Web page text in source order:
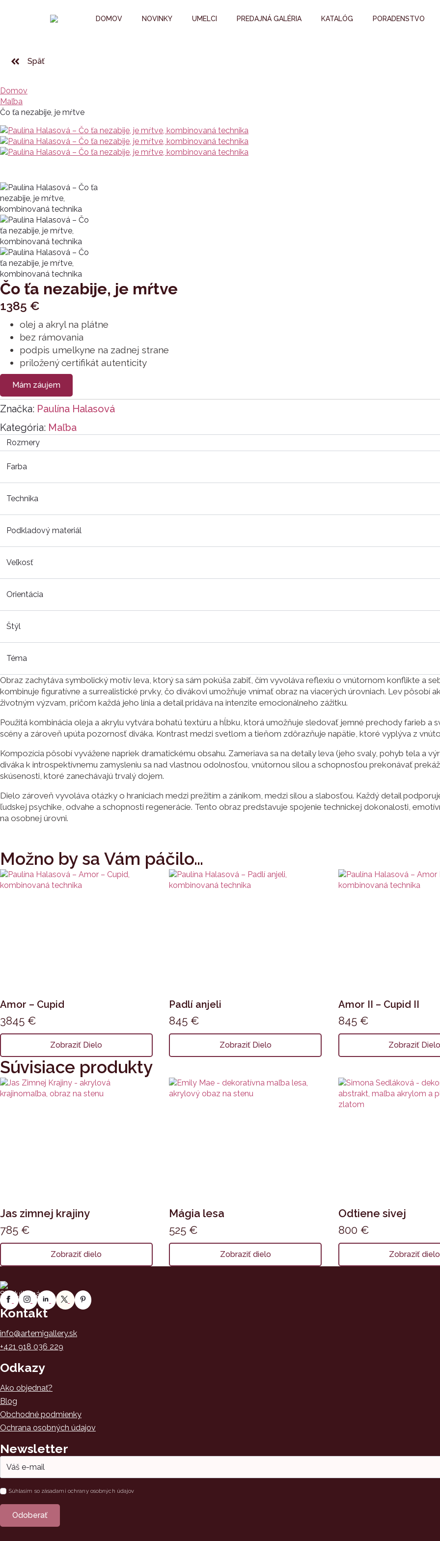
DOMOV NOVINKY UMELCI PREDAJNÁ GALÉRIA KATALÓG PORADENSTVO
Späť
Domov
Maľba
Čo ťa nezabije, je mŕtve
Čo ťa nezabije, je mŕtve
1385 €
olej a akryl na plátne
bez rámovania
podpis umelkyne na zadnej strane
priložený certifikát autenticity
Mám záujem
Kategória: Maľba
Značka: Paulína Halasová
Rozmery
Farba
Technika
Podkladový materiál
Veľkosť
Orientácia
Štýl
Téma
Obraz zachytáva symbolický motív leva, ktorý sa sám pokúša zabiť, čím vyvoláva reflexiu o vnútornom konflikte a
kombinuje figuratívne a surrealistické prvky, čo divákovi umožňuje vnímať obraz na viacerých úrovniach. Lev
životným výzvam, pričom každá jeho línia a detail pridáva na intenzite emocionálneho zážitku.
Použitá kombinácia oleja a akrylu vytvára bohatú textúru a hĺbku, ktorá umožňuje sledovať jemné prechody farieb a
scény a zároveň upúta pozornosť diváka. Kontrast medzi svetlom a tieňom zdôrazňuje napätie, ktoré vyplýva z
Kompozícia pôsobí vyvážene napriek dramatickému obsahu. Zameriava sa na detaily leva (jeho svaly, pohyb tela a
diváka k introspektívnemu zamysleniu sa nad vlastnou odolnosťou, vnútornou silou a schopnosťou prekonávať
skúsenosti, ktoré zanechávajú trvalý dojem.
Dielo zároveň vyvoláva otázky o hraniciach medzi prežitím a zánikom, medzi silou a slabosťou. Každý detail
ľudskej psychike, odvahe a schopnosti regenerácie. Tento obraz predstavuje spojenie technickej dokonalosti,
na osobnej úrovni.
Možno by sa Vám páčilo…
Amor – Cupid
3845 €
Zobraziť Dielo
Padlí anjeli
845 €
Zobraziť Dielo
Amor II – Cupid II
845 €
Zobraziť
Súvisiace produkty
Jas zimnej krajiny
785 €
Zobraziť dielo
Mágia lesa
525 €
Zobraziť dielo
Odtiene sivej
800 €
Zobraziť dielo
Sledujte nás:
Kontakt
info@artemigallery.sk
+421 918 036 229
Odkazy
Ako objednať?
Blog
Obchodné podmienky
Ochrana osobných údajov
Newsletter
Email
SúhlasSúhlasím so zásadami ochrany osobných údajov
Odoberať